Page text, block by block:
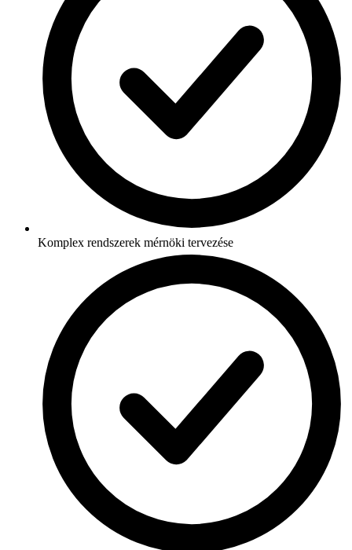
Komplex rendszerek mérnöki tervezése